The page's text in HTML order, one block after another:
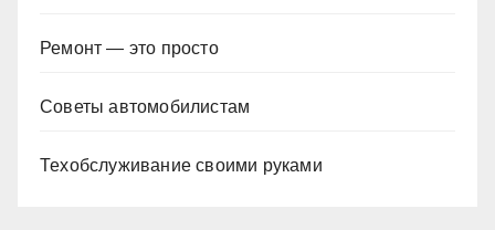
Ремонт — это просто
Советы автомобилистам
Техобслуживание своими руками